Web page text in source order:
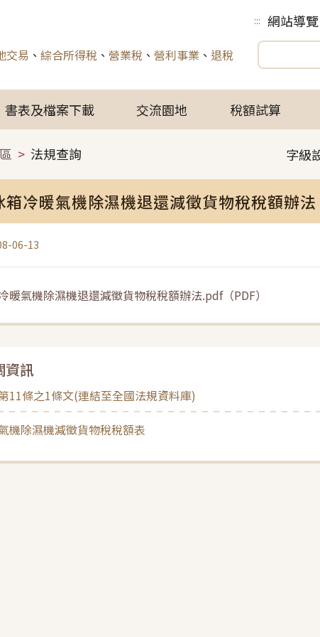
::: 網站導覽
交易 、 綜合所得稅 、 營業稅 、 營利事業 、 退稅
書表及檔案下載 交流園地 稅額試算
法規查詢 字級
箱冷暖氣機除濕機退還減徵貨物稅稅額辦法
06-13
暖氣機除濕機退還減徵貨物稅稅額辦法.pdf（PDF）
資訊
11條之1條文(連結至全國法規資料庫)
機除濕機減徵貨物稅稅額表